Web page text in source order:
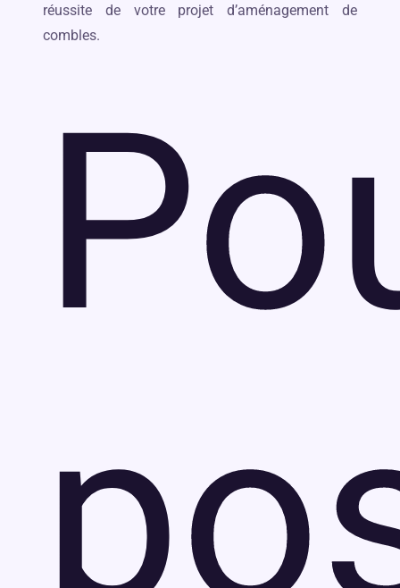
réussite de votre projet d’aménagement de
combles.